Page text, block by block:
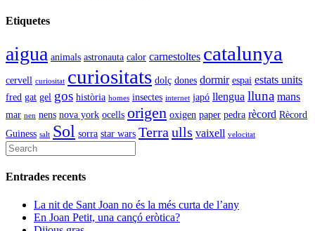
Etiquetes
aigua animals astronauta calor carnestoltes catalunya
cervell curiositat curiositats dolç dones dormir espai estats units
fred gat gel gos història homes insectes internet japó llengua lluna mans
mar nen nens nova york ocells origen oxigen paper pedra rècord Rècord
Guiness salt Sol sorra star wars Terra ulls vaixell velocitat
Entrades recents
La nit de Sant Joan no és la més curta de l’any
En Joan Petit, una cançó eròtica?